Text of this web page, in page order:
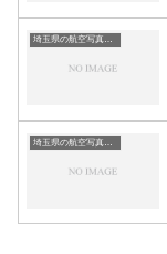
埼玉県の航空写真・空中写真
埼玉県の航空写真・空中写真